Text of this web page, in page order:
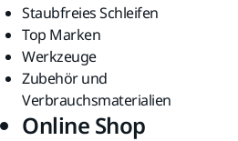
Staubfreies Schleifen
Top Marken
Werkzeuge
Zubehör und
Verbrauchsmaterialien
Online Shop